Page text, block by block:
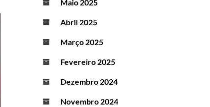
Maio 2025
Abril 2025
Março 2025
Fevereiro 2025
Dezembro 2024
Novembro 2024